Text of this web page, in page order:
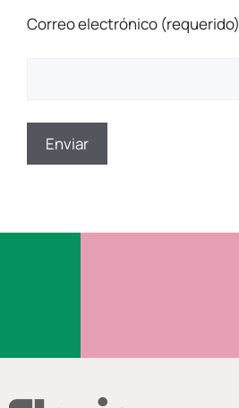
Correo electrónico (requerido)